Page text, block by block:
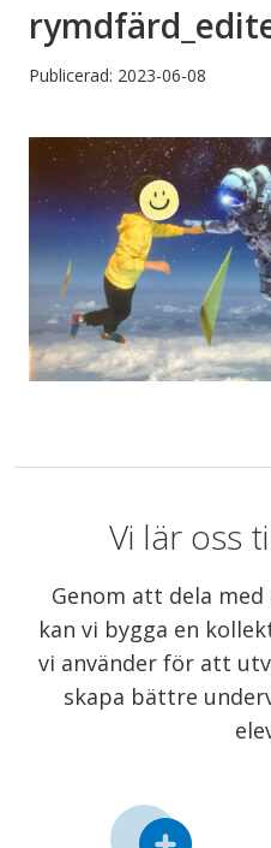
Publicerad: 2023-06-08
Vi lär oss
Genom att dela
kan vi bygga en
vi använder för att
skapa bättre